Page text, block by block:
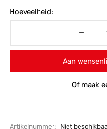
Hoeveelheid:
Aan
Of maak
Artikelnummer:
Niet